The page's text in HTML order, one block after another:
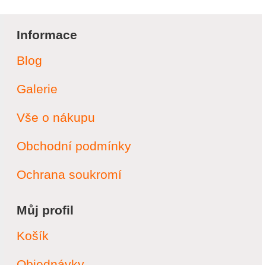
Informace
Blog
Galerie
Vše o nákupu
Obchodní podmínky
Ochrana soukromí
Můj profil
Košík